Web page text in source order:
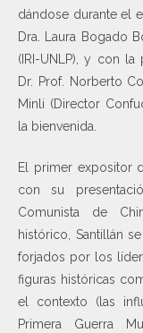
dándose durante el
Dra. Laura Bogado
(IRI-UNLP), y con la
Dr. Prof. Norberto
Minli (Director
la bienvenida.
El primer expositor
con su
Comunista de
histórico, Santillán
forjados por los
figuras históricas
el contexto (las
Primera Guerra